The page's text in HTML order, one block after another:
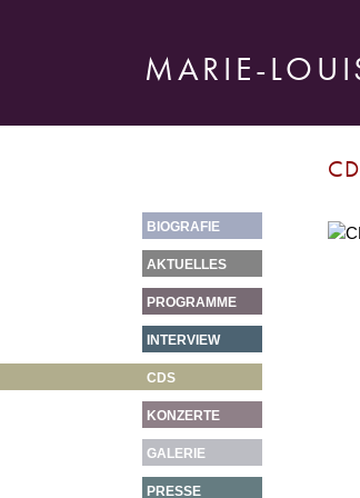
MARIE-
CD
BIOGRAFIE
AKTUELLES
PROGRAMME
INTERVIEW
CDS
KONZERTE
GALERIE
PRESSE